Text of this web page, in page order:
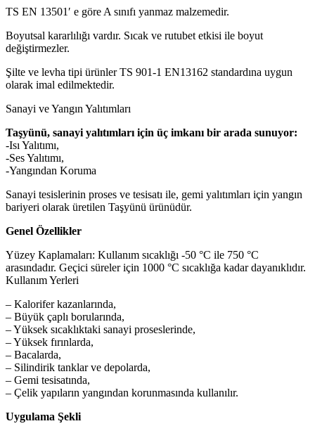
TS EN 13501′ e göre A sınıfı yanmaz malzemedir.
Boyutsal kararlılığı vardır. Sıcak ve rutubet etkisi ile boyut
değiştirmezler.
Şilte ve levha tipi ürünler TS 901-1 EN13162 standardına uygun
olarak imal edilmektedir.
Sanayi ve Yangın Yalıtımları
Taşyünü, sanayi yalıtımları için üç imkanı bir arada sunuyor:
-Isı Yalıtımı,
-Ses Yalıtımı,
-Yangından Koruma
Sanayi tesislerinin proses ve tesisatı ile, gemi yalıtımları için yangın
bariyeri olarak üretilen Taşyünü ürünüdür.
Genel Özellikler
Yüzey Kaplamaları: Kullanım sıcaklığı -50 °C ile 750 °C
arasındadır. Geçici süreler için 1000 °C sıcaklığa kadar dayanıklıdır.
Kullanım Yerleri
– Kalorifer kazanlarında,
– Büyük çaplı borularında,
– Yüksek sıcaklıktaki sanayi proseslerinde,
– Yüksek fırınlarda,
– Bacalarda,
– Silindirik tanklar ve depolarda,
– Gemi tesisatında,
– Çelik yapıların yangından korunmasında kullanılır.
Uygulama Şekli